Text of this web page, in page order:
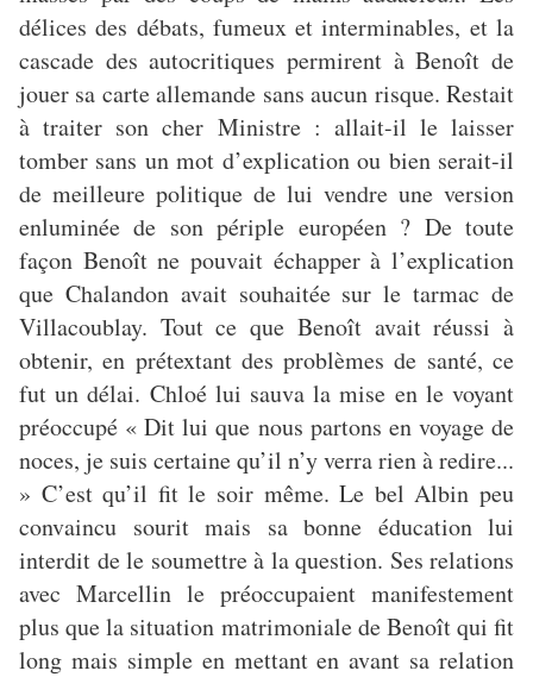
délices des débats, fumeux et interminables, et la
cascade des autocritiques permirent à Benoît de
jouer sa carte allemande sans aucun risque. Restait
à traiter son cher Ministre : allait-il le laisser
tomber sans un mot d’explication ou bien serait-il
de meilleure politique de lui vendre une version
enluminée de son périple européen ? De toute
façon Benoît ne pouvait échapper à l’explication
que Chalandon avait souhaitée sur le tarmac de
Villacoublay. Tout ce que Benoît avait réussi à
obtenir, en prétextant des problèmes de santé, ce
fut un délai. Chloé lui sauva la mise en le voyant
préoccupé « Dit lui que nous partons en voyage de
noces, je suis certaine qu’il n’y verra rien à redire...
» C’est qu’il fit le soir même. Le bel Albin peu
convaincu sourit mais sa bonne éducation lui
interdit de le soumettre à la question. Ses relations
avec Marcellin le préoccupaient manifestement
plus que la situation matrimoniale de Benoît qui fit
long mais simple en mettant en avant sa relation